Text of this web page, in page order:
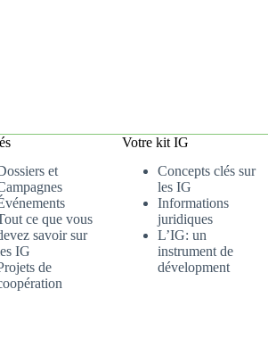
et
ce que vous
savoir sur
IG
de
Votre kit IG
Concepts clés sur
les IG
Informations
juridiques
L’IG: un
instrument de
dévelopment